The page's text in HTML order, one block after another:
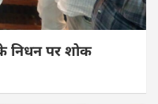
निधन पर शोक